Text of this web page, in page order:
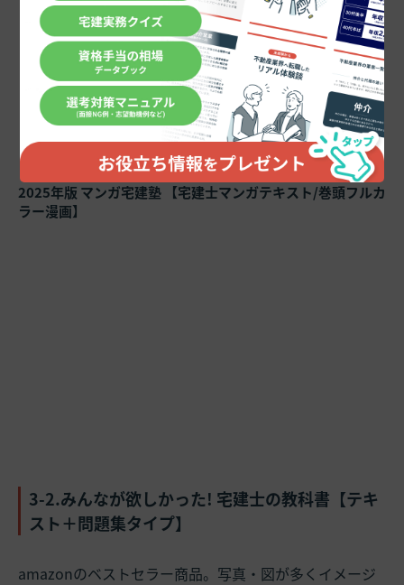
2025年版 マンガ宅建塾 【宅建士マンガテキスト/巻頭フルカ
ラー漫画】
3-2.みんなが欲しかった! 宅建士の教科書【テキ
スト＋問題集タイプ】
amazonのベストセラー商品。写真・図が多くイメージ